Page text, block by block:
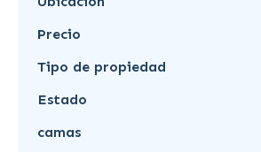
Precio
Tipo de propiedad
Estado
camas